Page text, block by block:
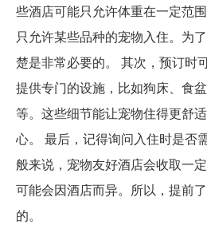
些酒店可能只允许体重在一定范
只允许某些品种的宠物入住。为
楚是非常必要的。 其次，预订时
提供专门的设施，比如狗床、食
等。这些细节能让宠物住得更舒
心。 最后，记得询问入住时是否
般来说，宠物友好酒店会收取一
可能会因酒店而异。所以，提前
的。